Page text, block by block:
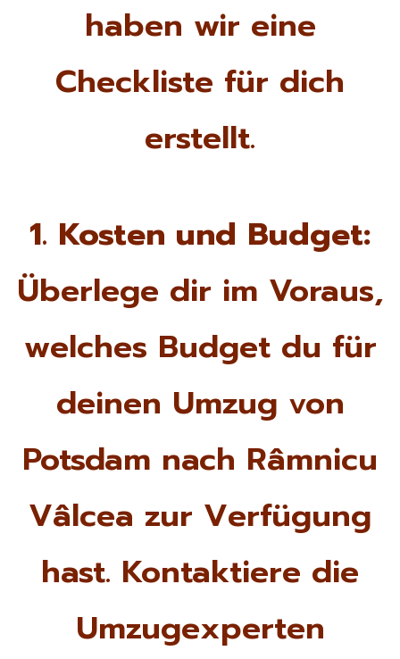
haben wir eine
Checkliste für dich
erstellt.
1. Kosten und Budget:
Überlege dir im Voraus,
welches Budget du für
deinen Umzug von
Potsdam nach Râmnicu
Vâlcea zur Verfügung
hast. Kontaktiere die
Umzugexperten